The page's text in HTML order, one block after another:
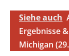
Siehe auch
Ergebnisse
Michigan